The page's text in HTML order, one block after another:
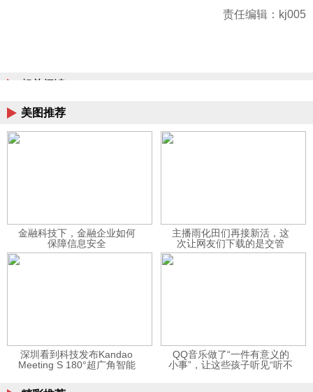
责任编辑：kj005
相关阅读
美图推荐
金融科技下，金融企业如何
保障信息安全
主播雨化田们再接新活，这
次让网友们下载的是交管
12123APP
深圳看到科技发布Kandao
Meeting S 180°超广角智能
QQ音乐做了“一件有意义的
小事”，让这些孩子听见“听不